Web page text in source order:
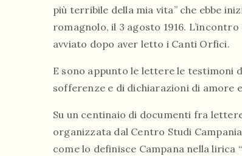
più terribile della mia vita” che ebbe
romagnolo, il 3 agosto 1916.
avviato dopo aver letto i Canti Orfici.
E sono appunto le lettere le testimoni
sofferenze e di dichiarazioni di amore
Su un centinaio di documenti fra
organizzata dal Centro Studi
come lo definisce Campana nella lirica